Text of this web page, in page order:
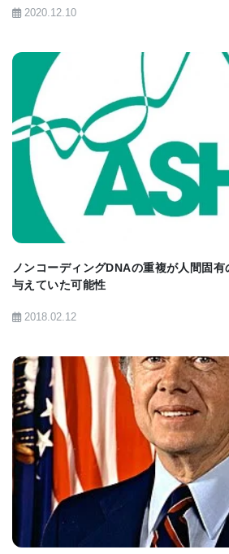
N-メチルトランスフェラー
様にミトコンドリアの断片化
（OCR）の著しい低下（機能
されました。
食事によるコリンおよびホ
（PC）補給の救済効果 これ
るミトコンドリアの形態異常
び虫体の縮小は、食事へのホ
ン（PC）またはコリンの補
善されました。コリンの補給
虫におけるミトコンドリア
皮膚線維芽細胞を用いたミト
ス（メトホルミン毒性）モデ
リンの投与が細胞死を防ぎ、
電位を維持することが確認さ
ヒトの老化における普遍的な
トランスクリプトームデー
たところ、ヒトにおける
2020.12.10
BIOMARKET JP
ノンコーディングDNAの重複が人間固
与えていた可能性
2018.02.12
BIOMARKET